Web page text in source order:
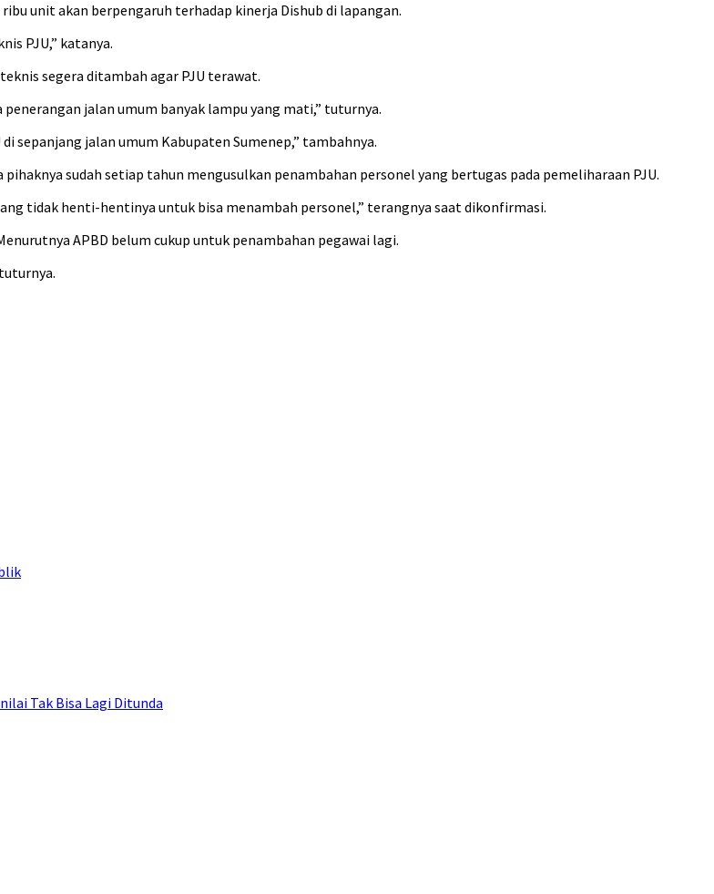
unit akan berpengaruh terhadap kinerja Dishub di lapangan.
PJU,” katanya.
segera ditambah agar PJU terawat.
jalan umum banyak lampu yang mati,” tuturnya.
sepanjang jalan umum Kabupaten Sumenep,” tambahnya.
sudah setiap tahun mengusulkan penambahan personel yang bertugas pada pemeliharaan PJU.
tidak henti-hentinya untuk bisa menambah personel,” terangnya saat dikonfirmasi.
APBD belum cukup untuk penambahan pegawai lagi.
Tak Bisa Lagi Ditunda